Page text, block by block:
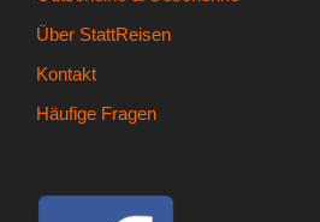
Über StattReisen
Kontakt
Häufige Fragen